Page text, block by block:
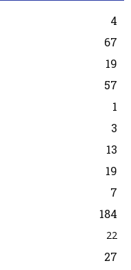
4
67
19
57
1
3
13
19
7
184
22
27